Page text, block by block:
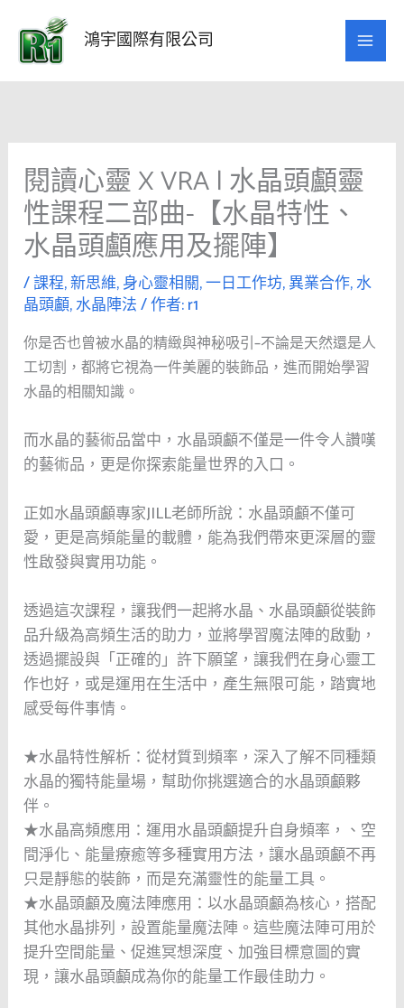
要
鴻宇國際有限公司
閱讀心靈 X VRA | 水晶頭顱靈
性課程二部曲-【水晶特性、
水晶頭顱應用及擺陣】
/課程,新思維,身心靈相關,一日工作坊,異業合作,水
晶頭顱,水晶陣法/ 作者:r1
你是否也曾被水晶的精緻與神秘吸引–不論是天然還是人
工切割，都將它視為一件美麗的裝飾品，進而開始學習
水晶的相關知識。
而水晶的藝術品當中，水晶頭顱不僅是一件令人讚嘆
的藝術品，更是你探索能量世界的入口。
正如水晶頭顱專家JILL老師所說：水晶頭顱不僅可
愛，更是高頻能量的載體，能為我們帶來更深層的靈
性啟發與實用功能。
透過這次課程，讓我們一起將水晶、水晶頭顱從裝飾
品升級為高頻生活的助力，並將學習魔法陣的啟動，
透過擺設與「正確的」許下願望，讓我們在身心靈工
作也好，或是運用在生活中，產生無限可能，踏實地
感受每件事情。
★水晶特性解析：從材質到頻率，深入了解不同種類
水晶的獨特能量場，幫助你挑選適合的水晶頭顱夥
伴。
★水晶高頻應用：運用水晶頭顱提升自身頻率，、空
間淨化、能量療癒等多種實用方法，讓水晶頭顱不再
只是靜態的裝飾，而是充滿靈性的能量工具。
★水晶頭顱及魔法陣應用：以水晶頭顱為核心，搭配
其他水晶排列，設置能量魔法陣。這些魔法陣可用於
提升空間能量、促進冥想深度、加強目標意圖的實
現，讓水晶頭顱成為你的能量工作最佳助力。